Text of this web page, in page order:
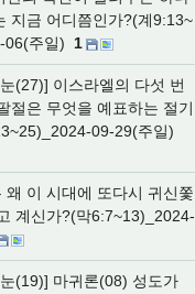
지금 어디쯤인가?(계9:13~
06(주일)
1
(27)] 이스라엘의 다섯 번
절은 무엇을 예표하는 절기
09-29(주일)
왜 이 시대에 또다시 귀신쫓
계신가?(막6:7~13)_2024-
(19)] 마귀론(08) 성도가